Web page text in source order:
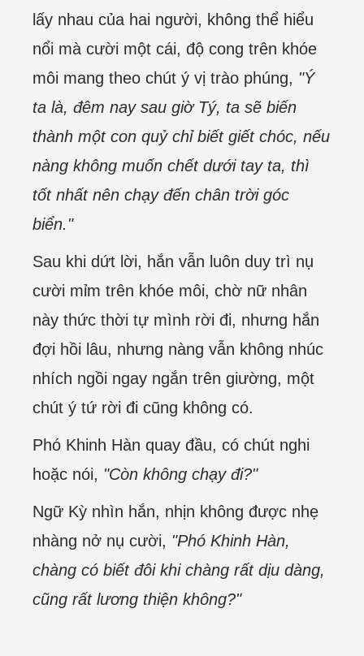
lấy nhau của hai người, không thể hiểu
nổi mà cười một cái, độ cong trên khóe
môi mang theo chút ý vị trào phúng, "Ý
ta là, đêm nay sau giờ Tý, ta sẽ biến
thành một con quỷ chỉ biết giết chóc, nếu
nàng không muốn chết dưới tay ta, thì
tốt nhất nên chạy đến chân trời góc
biển."
Sau khi dứt lời, hắn vẫn luôn duy trì nụ
cười mỉm trên khóe môi, chờ nữ nhân
này thức thời tự mình rời đi, nhưng hắn
đợi hồi lâu, nhưng nàng vẫn không nhúc
nhích ngồi ngay ngắn trên giường, một
chút ý tứ rời đi cũng không có.
Phó Khinh Hàn quay đầu, có chút nghi
hoặc nói, "Còn không chạy đi?"
Ngữ Kỳ nhìn hắn, nhịn không được nhẹ
nhàng nở nụ cười, "Phó Khinh Hàn,
chàng có biết đôi khi chàng rất dịu dàng,
cũng rất lương thiện không?"